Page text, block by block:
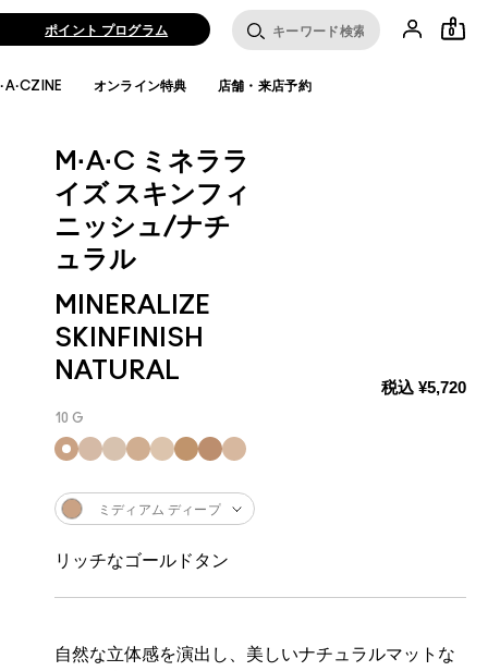
ポイント プログラム 0
オンライン特典 店舗・来店予約
M·A·C ミネララ
イズ スキンフィ
ニッシュ/ナチ
ュラル
MINERALIZE
SKINFINISH
NATURAL
税込 ¥5,720
10 G
自然な立体感を演出し、美しいナチュラルマットな
ミディアム ディープ
リッチなゴールドタン